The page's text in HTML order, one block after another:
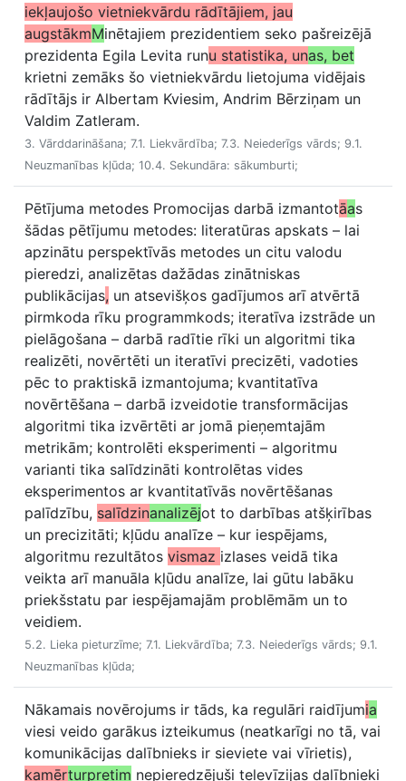
iekļaujošo vietniekvārdu rādītājiem, jau
augstākmMinētajiem prezidentiem seko pašreizējā
prezidenta Egila Levita runu statistika, unas, bet
krietni zemāks šo vietniekvārdu lietojuma vidējais
rādītājs ir Albertam Kviesim, Andrim Bērziņam un
Valdim Zatleram.
3. Vārddarināšana; 7.1. Liekvārdība; 7.3. Neiederīgs vārds; 9.1.
Neuzmanības kļūda; 10.4. Sekundāra: sākumburti;
Pētījuma metodes Promocijas darbā izmantotāas
šādas pētījumu metodes: literatūras apskats – lai
apzinātu perspektīvās metodes un citu valodu
pieredzi, analizētas dažādas zinātniskas
publikācijas, un atsevišķos gadījumos arī atvērtā
pirmkoda rīku programmkods; iteratīva izstrāde un
pielāgošana – darbā radītie rīki un algoritmi tika
realizēti, novērtēti un iteratīvi precizēti, vadoties
pēc to praktiskā izmantojuma; kvantitatīva
novērtēšana – darbā izveidotie transformācijas
algoritmi tika izvērtēti ar jomā pieņemtajām
metrikām; kontrolēti eksperimenti – algoritmu
varianti tika salīdzināti kontrolētas vides
eksperimentos ar kvantitatīvās novērtēšanas
palīdzību, salīdzinanalizējot to darbības atšķirības
un precizitāti; kļūdu analīze – kur iespējams,
algoritmu rezultātos vismaz izlases veidā tika
veikta arī manuāla kļūdu analīze, lai gūtu labāku
priekšstatu par iespējamajām problēmām un to
veidiem.
5.2. Lieka pieturzīme; 7.1. Liekvārdība; 7.3. Neiederīgs vārds; 9.1.
Neuzmanības kļūda;
Nākamais novērojums ir tāds, ka regulāri raidījumia
viesi veido garākus izteikumus (neatkarīgi no tā, vai
komunikācijas dalībnieks ir sieviete vai vīrietis),
kamērturpretim nepieredzējuši televīzijas dalībnieki